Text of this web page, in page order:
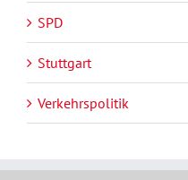
SPD
Stuttgart
Verkehrspolitik